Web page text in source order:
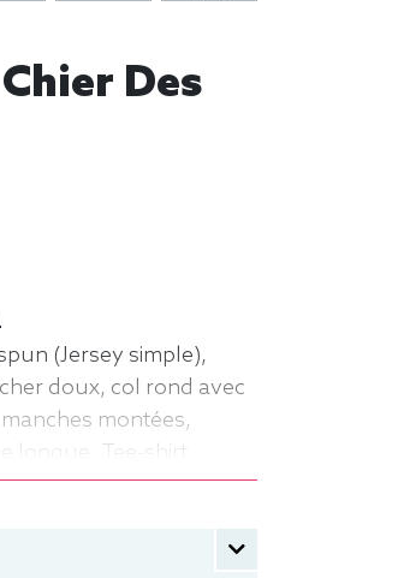
Des
(Jersey simple),
doux, col rond avec
montées,
longue, Tee-shirt,